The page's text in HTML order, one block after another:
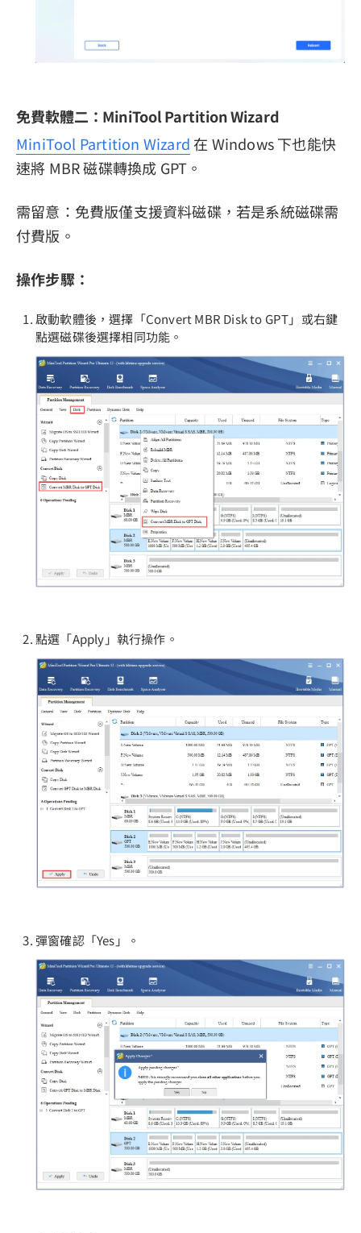
免費軟體二：MiniTool Partition Wizard
MiniTool Partition Wizard 在 Windows 下也能快
速將 MBR 磁碟轉換成 GPT。
需留意：免費版僅支援資料磁碟，若是系統磁碟需
付費版。
操作步驟：
啟動軟體後，選擇「Convert MBR Disk to GPT」或右鍵
點選磁碟後選擇相同功能。
點選「Apply」執行操作。
彈窗確認「Yes」。